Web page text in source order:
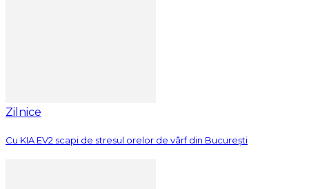
Zilnice
Cu KIA EV2 scapi de stresul orelor de vârf din București